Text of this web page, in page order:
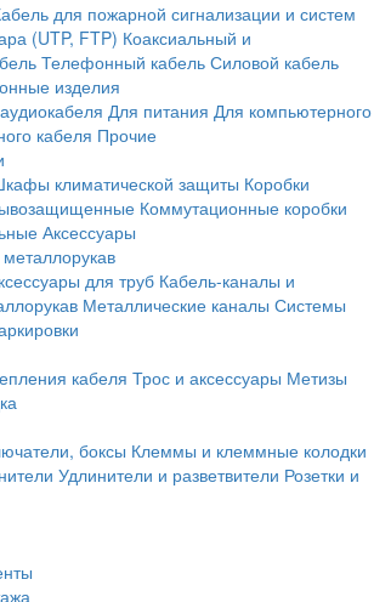
для пожарной сигнализации и систем
(UTP, FTP) Коаксиальный и
Телефонный кабель Силовой кабель
изделия
Для питания Для компьютерного
кабеля Прочие
климатической защиты Коробки
Коммутационные коробки
Аксессуары
для труб Кабель-каналы и
Металлические каналы Системы
кабеля Трос и аксессуары Метизы
боксы Клеммы и клеммные колодки
Удлинители и разветвители Розетки и